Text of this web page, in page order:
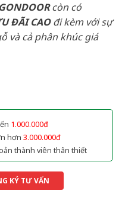
còn có
ĐÃI CAOđi kèm với sự
và cả phân khúc giá
1.000.000đ
hơn 3.000.000đ
thành viên thân thiết
KÝ TƯ VẤN